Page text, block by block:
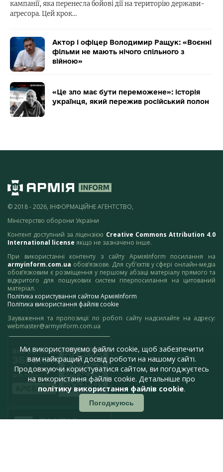
кампанії, яка перенесла бойові дії на територію держави-
агресора. Цей крок…
Актор і офіцер Володимир Ращук: «Воєнні
фільми не мають нічого спільного з
війною»
«Це зло має бути переможене»: історія
українця, який пережив російський полон
© 2018 - 2026, ІНФОРМАЦІЙНЕ АГЕНТСТВО,
Міністерство оборони України
Контент доступний за ліцензією Creative Commons Attribution 4.0
International license якщо не зазначено інше.
При використанні контенту з сайту АрміяInform посилання на
armyinform.com.ua обов’язкове. Для суб’єктів у сфері онлайн-медіа
обов’язковим є розміщення у першому абзаці матеріалу прямого та
відкритого для пошукових систем гіперпосилання на цитований
матеріал.
Політика користування сайтом АрміяInform
Політика використання файлів cookie
Зауваження та пропозиції по роботі сайту надсилайте на адресу:
webmaster@armyinform.com.ua
Ми використовуємо файли cookie, щоб забезпечити
вам найкращий досвід роботи на нашому сайті.
Продовжуючи користуватися сайтом, ви погоджуєтесь
на використання файлів cookie. Детальніше про
політику використання файлів cookie.
Погоджуюсь